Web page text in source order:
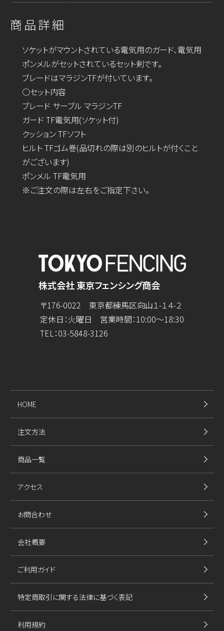
商品詳細
ソケットがマウントされている電気用のガード、電気用
ポンメルがセットされているセット剣です。
ブレードはマラジンTFが付いています。
○セット内容
ブレード サーブル マラジンTF
ガード TF電気用(ソケット付)
クッション TFソフト
ヒルト TFゴム巻(品切れの際は別のヒルトが付くこと
がございます)
ポンメル TF電気用
※ご注文の際は左右をご指定下さい。
株式会社 東京フェンシング商会
〒176-0022 東京都練馬区向山１-１４-２
定休日：火曜日 営業時間：10:00～18:30
TEL：03-5848-3126
HOME
注文方法
商品一覧
アクセス
お問合わせ
会社概要
ご利用ガイド
特定商取引に関する法律に基づく表記
利用規約